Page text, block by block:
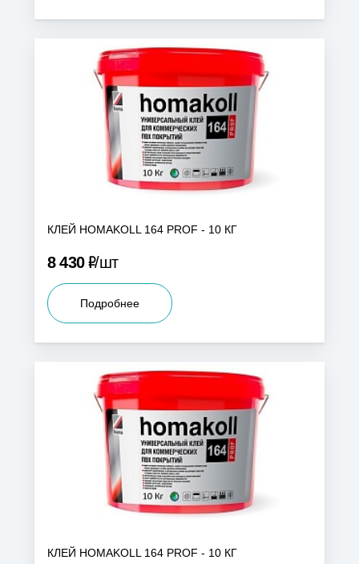
КЛЕЙ HOMAKOLL 164 PROF - 10 КГ
8 430Р шт
Подробнее
КЛЕЙ HOMAKOLL 164 PROF - 10 КГ